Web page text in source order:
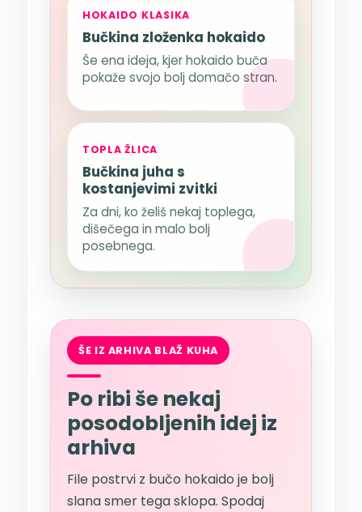
HOKAIDO KLASIKA
Bučkina zloženka hokaido
Še ena ideja, kjer hokaido buča
pokaže svojo bolj domačo stran.
TOPLA ŽLICA
Bučkina juha s
kostanjevimi zvitki
Za dni, ko želiš nekaj toplega,
dišečega in malo bolj
posebnega.
ŠE IZ ARHIVA BLAŽ KUHA
Po ribi še nekaj
posodobljenih idej iz
arhiva
File postrvi z bučo hokaido je bolj
slana smer tega sklopa. Spodaj